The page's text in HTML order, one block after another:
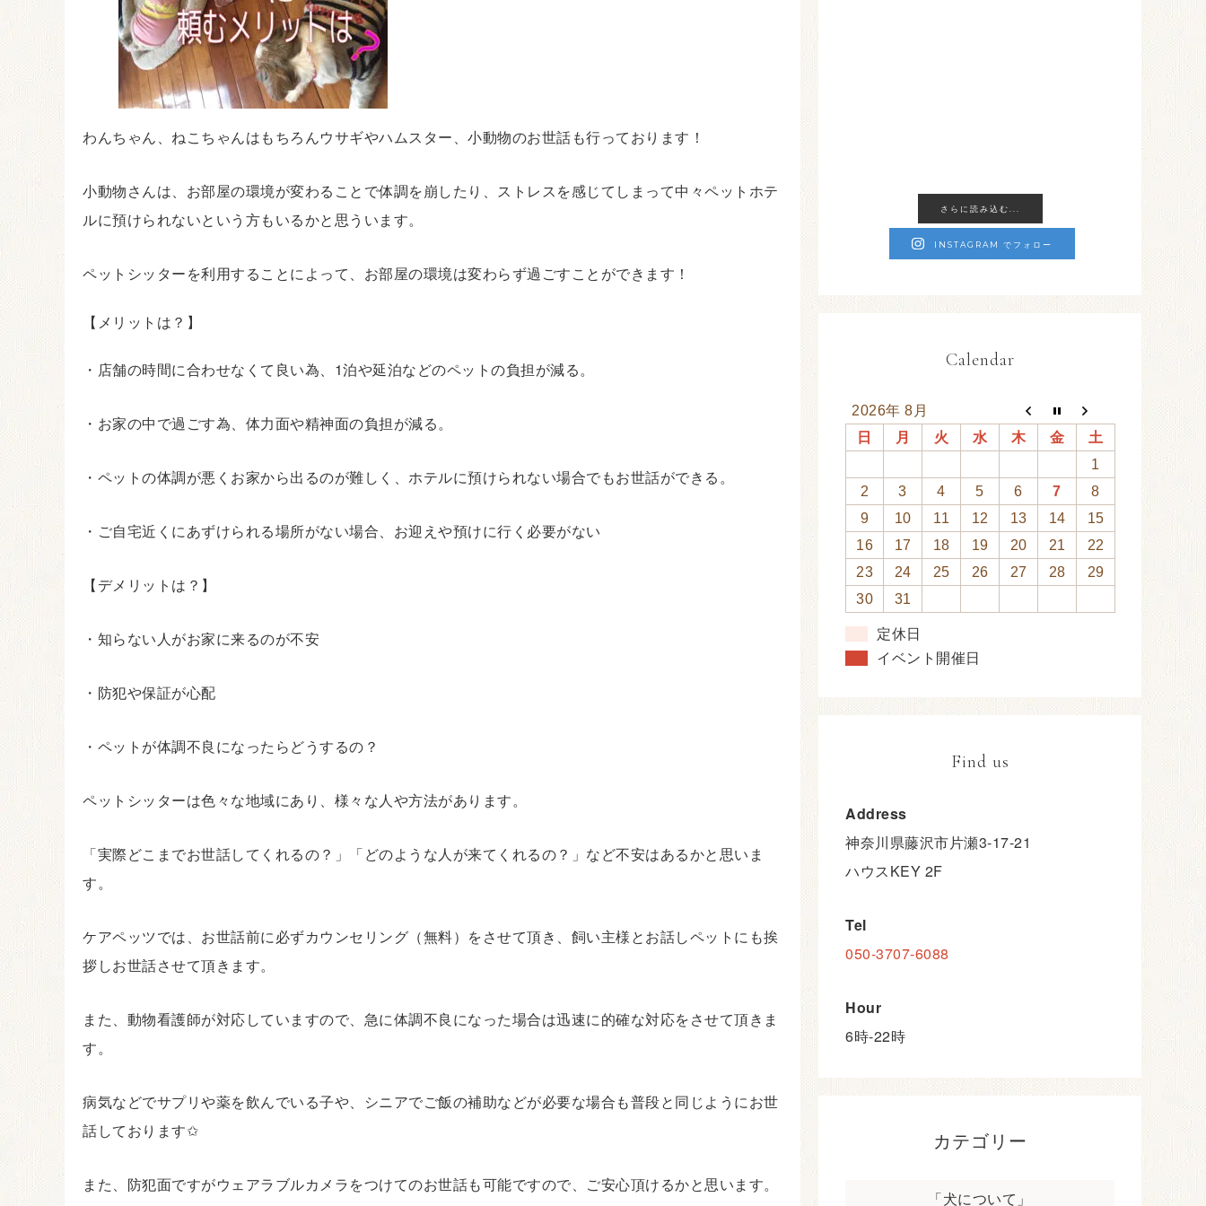
わんちゃん、ねこちゃんはもちろんウサギやハムスター、小動物のお世話も行っております！
小動物さんは、お部屋の環境が変わることで体調を崩したり、ストレスを感じてしまって中々ペットホテ
ルに預けられないという方もいるかと思ういます。
ペットシッターを利用することによって、お部屋の環境は変わらず過ごすことができます！
【メリットは？】
・店舗の時間に合わせなくて良い為、1泊や延泊などのペットの負担が減る。
・お家の中で過ごす為、体力面や精神面の負担が減る。
・ペットの体調が悪くお家から出るのが難しく、ホテルに預けられない場合でもお世話ができる。
・ご自宅近くにあずけられる場所がない場合、お迎えや預けに行く必要がない
【デメリットは？】
・知らない人がお家に来るのが不安
・防犯や保証が心配
・ペットが体調不良になったらどうするの？
ペットシッターは色々な地域にあり、様々な人や方法があります。
「実際どこまでお世話してくれるの？」「どのような人が来てくれるの？」など不安はあるかと思いま
す。
ケアペッツでは、お世話前に必ずカウンセリング（無料）をさせて頂き、飼い主様とお話しペットにも挨
拶しお世話させて頂きます。
また、動物看護師が対応していますので、急に体調不良になった場合は迅速に的確な対応をさせて頂きま
す。
病気などでサプリや薬を飲んでいる子や、シニアでご飯の補助などが必要な場合も普段と同じようにお世
話しております✩
また、防犯面ですがウェアラブルカメラをつけてのお世話も可能ですので、ご安心頂けるかと思います。
さらに読み込む...
INSTAGRAM でフォロー
Calendar
2026年 8月
日
月 火 水 木 金
土
1
2
3 4 5 6 7
8
9
10 11 12 13 14
15
16
17 18 19 20 21
22
23
24 25 26 27 28
29
30
31
定休日
イベント開催日
Find us
Address
神奈川県藤沢市片瀬3-17-21
ハウスKEY 2F
Tel
050-3707-6088
Hour
6時-22時
カテゴリー
「犬について」